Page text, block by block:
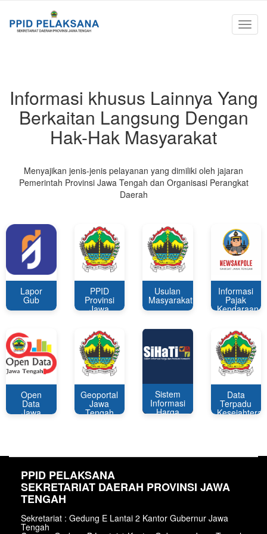
Informasi khusus Lainnya Yang
Berkaitan Langsung Dengan
Hak-Hak Masyarakat
Menyajikan jenis-jenis pelayanan yang dimiliki oleh jajaran
Pemerintah Provinsi Jawa Tengah dan Organisasi Perangkat
Daerah
Lapor
Gub
PPID
Provinsi
Jawa
Usulan
Masyarakat
Informasi
Pajak
Kendaraan
Open
Data
Jawa
Geoportal
Jawa
Tengah
Sistem
Informasi
Harga
Data
Terpadu
PPID PELAKSANA
SEKRETARIAT DAERAH PROVINSI JAWA
TENGAH
Sekretariat : Gedung E Lantai 2 Kantor Gubernur Jawa
Tengah